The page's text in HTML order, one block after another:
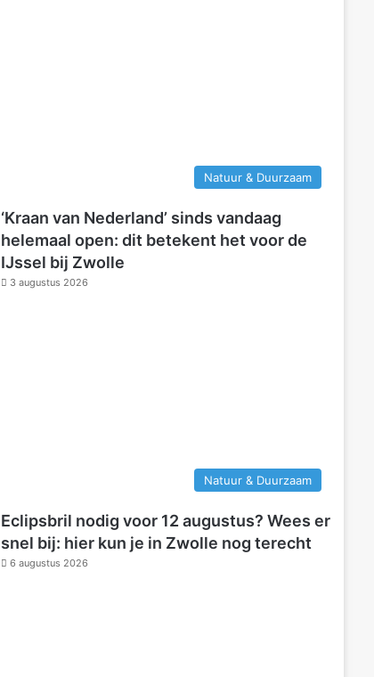
Natuur & Duurzaam
‘Kraan van Nederland’ sinds vandaag
helemaal open: dit betekent het voor de
IJssel bij Zwolle
3 augustus 2026
Natuur & Duurzaam
Eclipsbril nodig voor 12 augustus? Wees er
snel bij: hier kun je in Zwolle nog terecht
6 augustus 2026